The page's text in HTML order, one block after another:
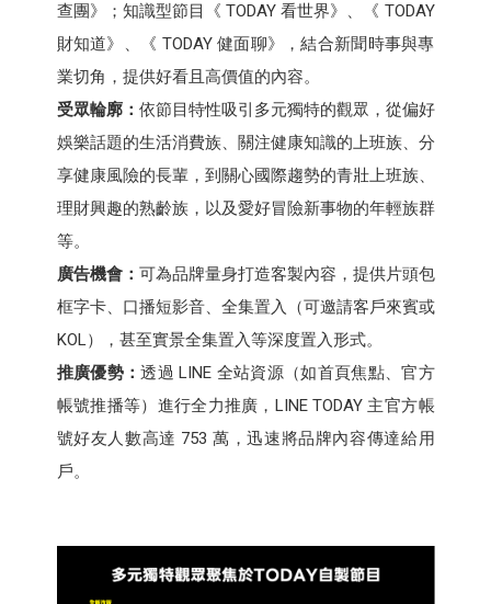
查團》；知識型節目《 TODAY 看世界》、《 TODAY
財知道》、《 TODAY 健面聊》，結合新聞時事與專
業切角，提供好看且高價值的內容。
受眾輪廓： 依節目特性吸引多元獨特的觀眾，從偏好
娛樂話題的生活消費族、關注健康知識的上班族、分
享健康風險的長輩，到關心國際趨勢的青壯上班族、
理財興趣的熟齡族，以及愛好冒險新事物的年輕族群
等。
廣告機會： 可為品牌量身打造客製內容，提供片頭包
框字卡、口播短影音、全集置入（可邀請客戶來賓或
KOL），甚至實景全集置入等深度置入形式。
推廣優勢：透過 LINE 全站資源（如首頁焦點、官方
帳號推播等）進行全力推廣，LINE TODAY 主官方帳
號好友人數高達 753 萬，迅速將品牌內容傳達給用
戶。